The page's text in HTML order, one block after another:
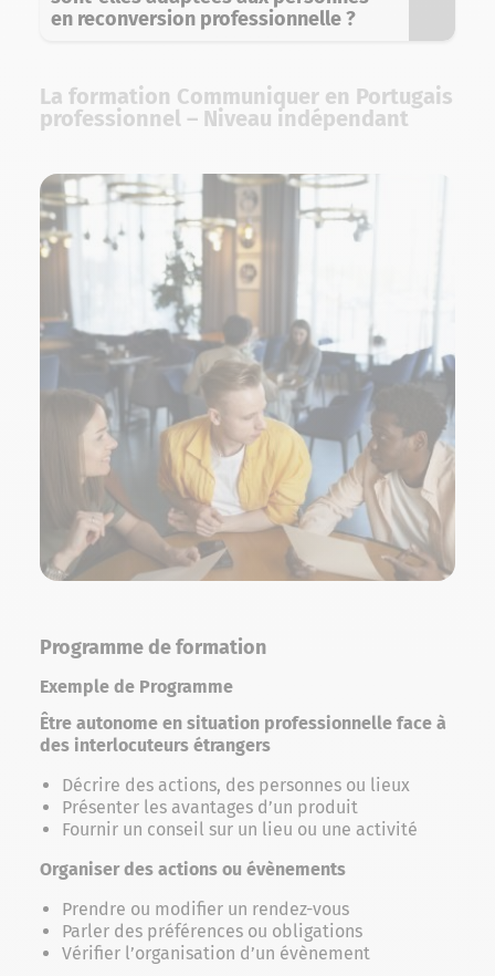
en reconversion professionnelle ?
La formation Communiquer en Portugais
professionnel – Niveau indépendant
Programme de formation
Exemple de Programme
Être autonome en situation professionnelle face à
des interlocuteurs étrangers
Décrire des actions, des personnes ou lieux
Présenter les avantages d’un produit
Fournir un conseil sur un lieu ou une activité
Organiser des actions ou évènements
Prendre ou modifier un rendez-vous
Parler des préférences ou obligations
Vérifier l’organisation d’un évènement